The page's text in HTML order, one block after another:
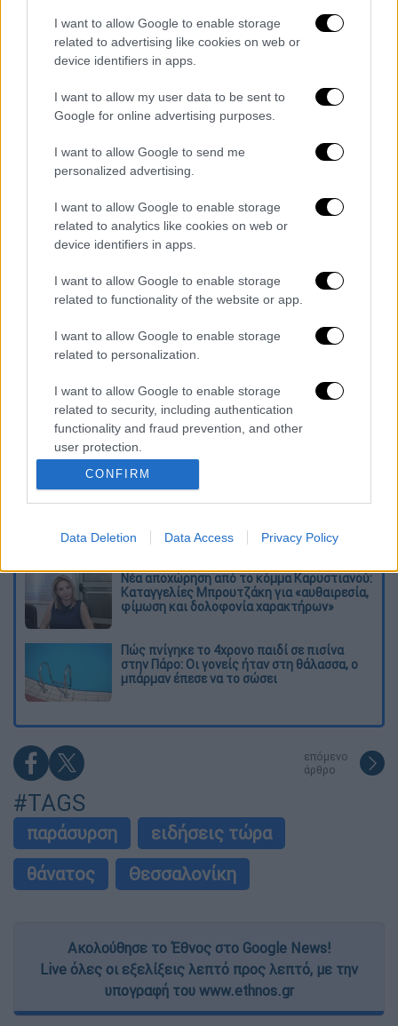
I want to allow Google to enable storage
related to advertising like cookies on web or
device identifiers in apps.
I want to allow my user data to be sent to
Google for online advertising purposes.
I want to allow Google to send me
personalized advertising.
I want to allow Google to enable storage
related to analytics like cookies on web or
device identifiers in apps.
I want to allow Google to enable storage
related to functionality of the website or app.
I want to allow Google to enable storage
related to personalization.
I want to allow Google to enable storage
related to security, including authentication
functionality and fraud prevention, and other
user protection.
CONFIRM
Data Deletion Data Access Privacy Policy
Δεν είχε καταναλώσει αλκοόλ ο
οδηγός
νοσοκομείο Παπανικολάου. Ο 45χρονος
έφερε ελαφρά τραύματα
32χρονος υπέστη σοβαρότατο τραυματισμό
με αποτέλεσμα να καταλήξει.
διενεργήθηκεαλκοτέστ, το οποίο
δεν
έδειξε παρουσία αλκοόλ στον οργανισμό
. Για το περιστατικό έχει ενημερωθεί ο
εισαγγελέας ποινικής δίωξης.
Διαβάστε ακόμη
Συνελήφθησαν δύο μέλη μαφίας στο
Παλαιό Φάληρο - Οι εκβιασμοί, οι
ξυλοδαρμοί και τα προσωνύμια «πίτμπουλ»
και «μπουλντόγκ»
Βίντεο-σοκ από το μακελειό σε σχολείο
ανοίγει πυρ - Στους 9 ανέβηκαν οι νεκροί
Νέα αποχώρηση από το κόμμα Καρυστιανού:
Καταγγελίες Μπρουτζάκη για «αυθαιρεσία,
φίμωση και δολοφονία χαρακτήρων»
Πώς πνίγηκε το 4χρονο παιδί σε πισίνα
στην Πάρο: Οι γονείς ήταν στη θάλασσα, ο
μπάρμαν έπεσε να το σώσει
επόμενο
άρθρο
#TAGS
παράσυρση
ειδήσεις τώρα
θάνατος
Θεσσαλονίκη
Ακολούθησε το Έθνος στο Google News!
Live όλες οι εξελίξεις λεπτό προς λεπτό, με την
υπογραφή του www.ethnos.gr